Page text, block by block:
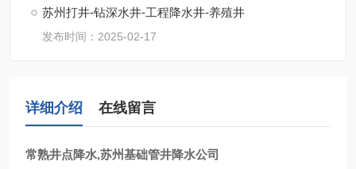
苏州打井-钻深水井-工程降水井-养殖井
发布时间：2025-02-17
详细介绍 在线留言
常熟井点降水,苏州基础管井降水公司